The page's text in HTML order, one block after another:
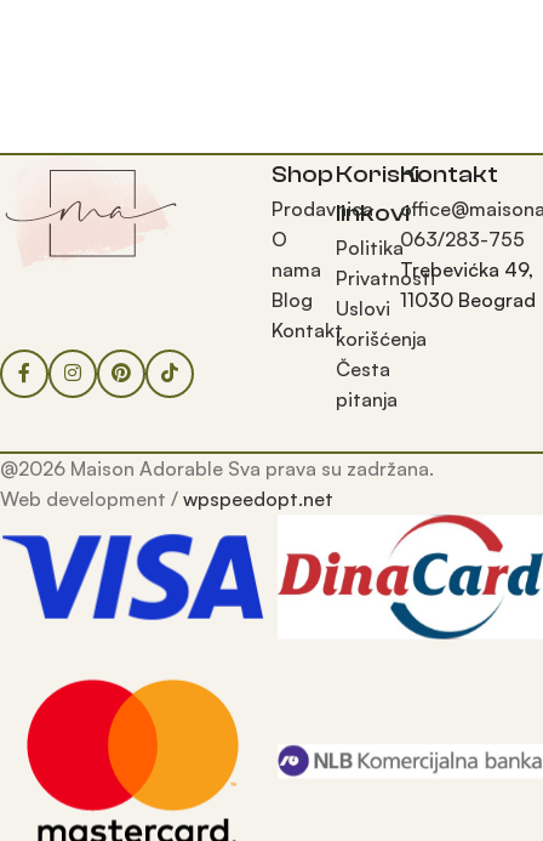
Shop
Prodavnica
O
nama
Blog
Kontakt
Korisni
linkovi
Politika
Privatnosti
Uslovi
korišćenja
Česta
pitanja
Kontakt
063/283-755
Trebevićka 49,
11030 Beograd
@2026 Maison Adorable Sva prava su zadržana.
Web development / wpspeedopt.net